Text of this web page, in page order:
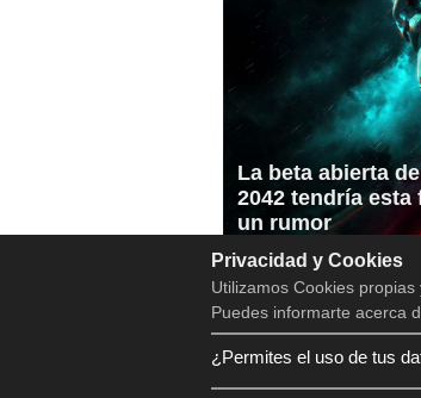
La beta abierta
2042 tendría esta
un rumor
Privacidad y Cookies
Utilizamos Cookies
Puedes informarte acerca
¿Permites el uso de tus